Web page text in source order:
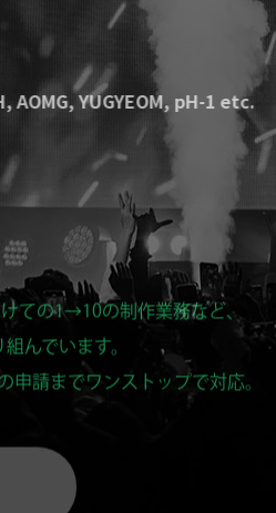
,AOMG,YUGYEOM ,pH-1etc.
@お台場野外特設会場etc.
プレイベント企画・制作
ての1→10の制作業務など、
んでいます。
申請までワンストップで対応。